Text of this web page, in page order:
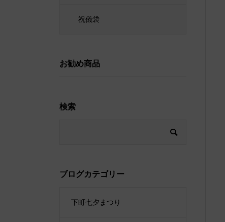
祝儀袋
お勧め商品
検索
ブログカテゴリー
下町七夕まつり